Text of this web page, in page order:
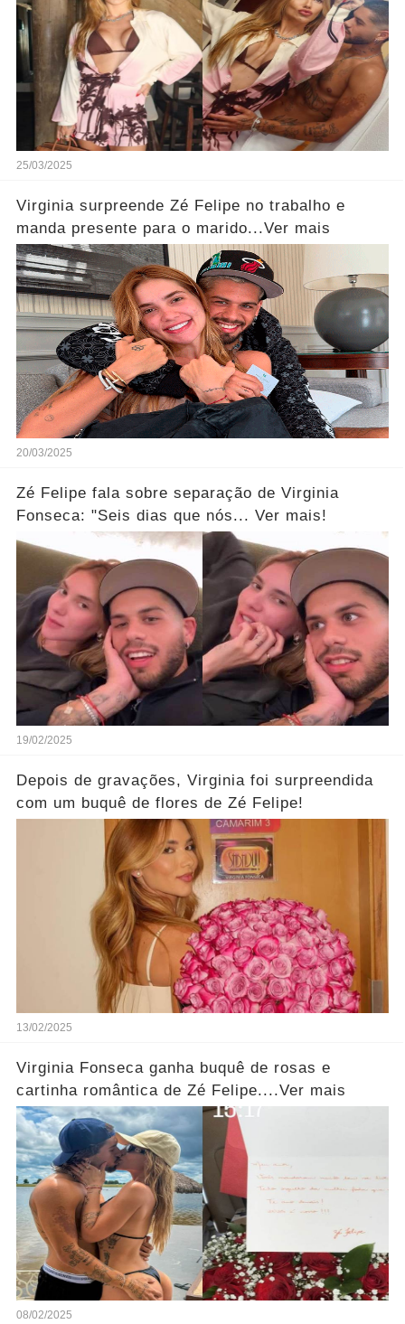
25/03/2025
Virginia surpreende Zé Felipe no trabalho e
manda presente para o marido...Ver mais
20/03/2025
Zé Felipe fala sobre separação de Virginia
Fonseca: "Seis dias que nós... Ver mais!
19/02/2025
Depois de gravações, Virginia foi surpreendida
com um buquê de flores de Zé Felipe!
13/02/2025
Virginia Fonseca ganha buquê de rosas e
cartinha romântica de Zé Felipe....Ver mais
08/02/2025